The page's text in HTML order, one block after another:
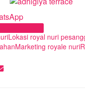
Lokasi royal nuri
Marketing royale nuri